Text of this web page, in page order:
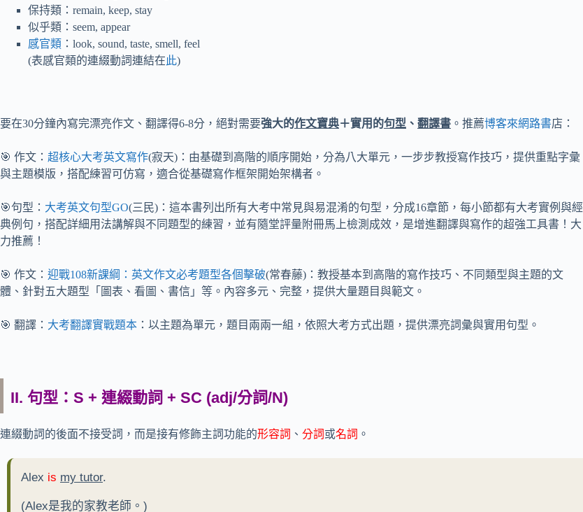
保持類：remain, keep, stay
似乎類：seem, appear
感官類 ：look, sound, taste, smell, feel
(表感官類的連綴動詞連結在此)
要在30分鐘內寫完漂亮作文、翻譯得6-8分，絕對需要強大的作文寶典＋實用的句型 、 翻譯書 。推薦博客來網路書店：
🎯 作文： 超核心大考英文寫作(寂天)：由基礎到高階的順序開始，分為八大單元，一步步教授寫作技巧，提供重點字彙
與主題模版，搭配練習可仿寫，適合從基礎寫作框架開始架構者。
🎯句型： 大考英文句型GO(三民)：這本書列出所有大考中常見與易混淆的句型，分成16章節，每小節都有大考實例與經
典例句，搭配詳細用法講解與不同題型的練習，並有隨堂評量附冊馬上檢測成效，是增進翻譯與寫作的超強工具書！大
力推薦！
🎯 作文： 迎戰108新課綱：英文作文必考題型各個擊破(常春藤)：教授基本到高階的寫作技巧、不同類型與主題的文
體、針對五大題型「圖表、看圖、書信」等。內容多元、完整，提供大量題目與範文。
🎯 翻譯： 大考翻譯實戰題本 ：以主題為單元，題目兩兩一組，依照大考方式出題，提供漂亮詞彙與實用句型。
II. 句型：S + 連綴動詞 + SC (adj/分詞/N)
連綴動詞的後面不接受詞，而是接有修飾主詞功能的形容詞 、 分詞 或名詞 。
Alex is my tutor.
(Alex是我的家教老師。)